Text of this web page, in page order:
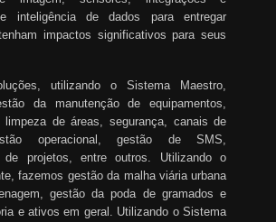
e inteligência de dados para entregar
impactos significativos para seus
utilizando o Sistema Maestro,
da manutenção de equipamentos,
limpeza de áreas, segurança, canais de
operacional, gestão de SMS,
de projetos, entre outros. Utilizando o
fazemos gestão da malha viária urbana
gestão da poda de gramados e
e ativos em geral. Utilizando o Sistema